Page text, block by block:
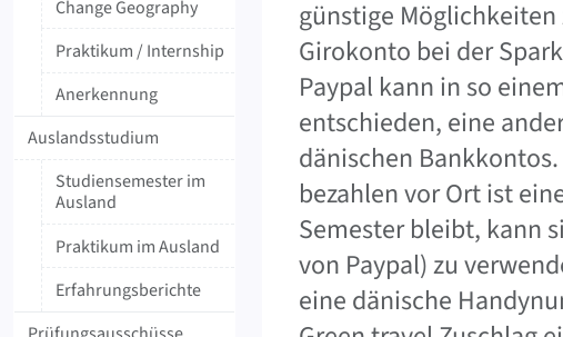
günstige
Girokonto bei der
Paypal kann in so
entschieden, eine
dänischen
bezahlen vor Ort ist
Semester bleibt, kann
von Paypal) zu
eine dänische
Change Geography
Praktikum / Internship
Anerkennung
Auslandsstudium
Studiensemester im
Ausland
Praktikum im Ausland
Erfahrungsberichte